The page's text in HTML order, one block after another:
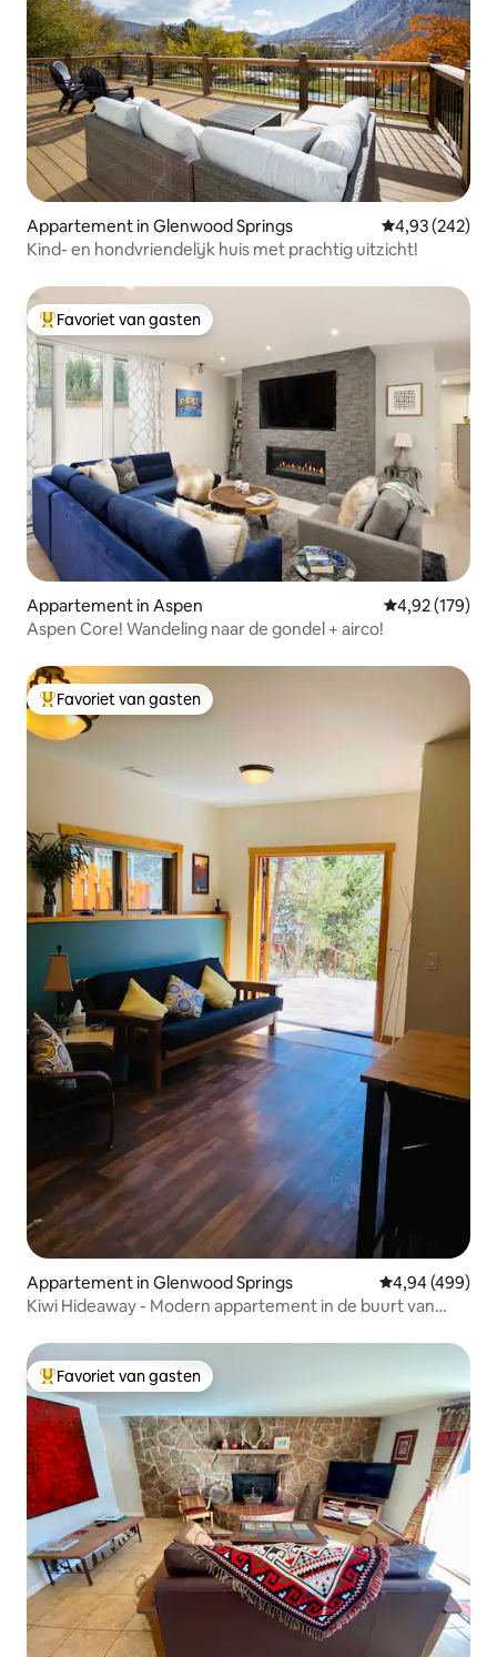
Appartement in Glenwood Springs Gemiddelde
4,93 (242)
Kind- en hondvriendelijk huis met prachtig uitzicht!
Topfavoriet van gasten
Favoriet van gasten
Appartement in Aspen Gemiddelde
4,92 (179)
Aspen Core! Wandeling naar de gondel + airco!
Topfavoriet van gasten
Favoriet van gasten
Appartement in Glenwood Springs Gemiddelde
4,94 (499)
Kiwi Hideaway - Modern appartement in de buurt van
Topfavoriet van gasten
Favoriet van gasten